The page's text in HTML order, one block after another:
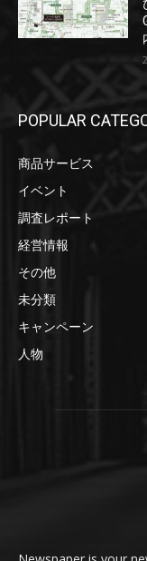
POPULAR
商品サービス
イベント
調査レポート
経営情報
その他
未分類
キャンペーン
人物